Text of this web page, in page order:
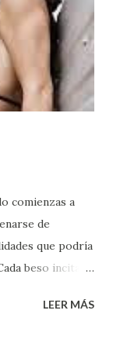
comienzas a
de
que podría
beso incita
El problema es
LEER MÁS